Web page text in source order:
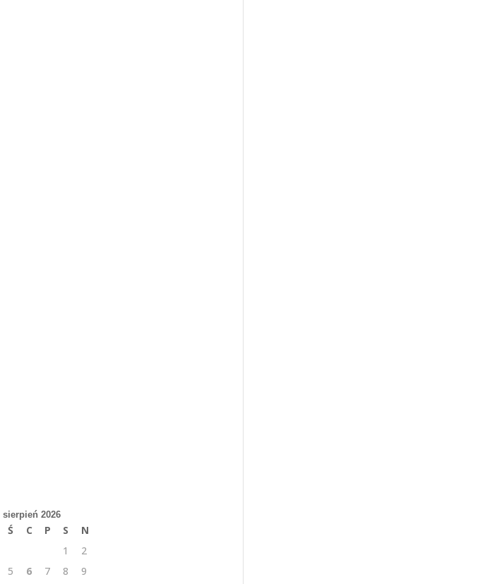
sierpień 2026
Ś C P S
N
1
2
5 6 7 8 9